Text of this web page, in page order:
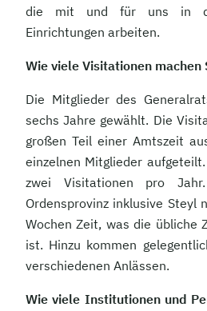
die mit und für uns in
Einrichtungen arbeiten.
Wie viele Visitationen machen
Die Mitglieder des
sechs Jahre gewählt. Die
großen Teil einer Amtszeit
einzelnen Mitglieder
zwei Visitationen pro
Ordensprovinz inklusive Steyl
Wochen Zeit, was die übliche
ist. Hinzu kommen
verschiedenen Anlässen.
Wie viele Institutionen und